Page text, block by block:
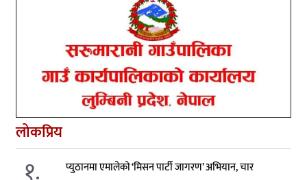
लोकप्रिय
प्युठानमा एमालेको ‘मिसन पार्टी जागरण’ अभियान, चार